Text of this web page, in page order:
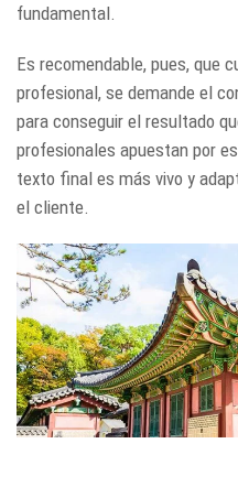
fundamental.
Es recomendable, pues, que
profesional, se demande el
para conseguir el resultado
profesionales apuestan por
texto final es más vivo y
el cliente.